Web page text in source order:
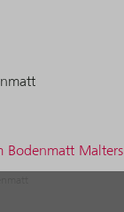
Bodenmatt Malters